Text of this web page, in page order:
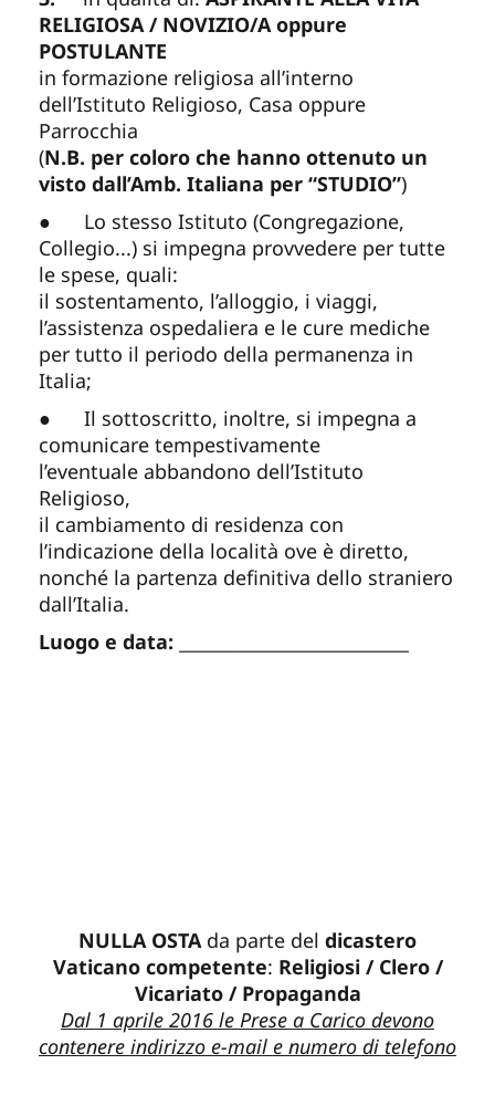
RELIGIOSA / NOVIZIO/A oppure
POSTULANTE
in formazione religiosa all’interno
dell’Istituto Religioso, Casa oppure
Parrocchia
(N.B. per coloro che hanno ottenuto un
visto dall’Amb. Italiana per “STUDIO”)
● Lo stesso Istituto (Congregazione,
Collegio...) si impegna provvedere per tutte
le spese, quali:
il sostentamento, l’alloggio, i viaggi,
l’assistenza ospedaliera e le cure mediche
per tutto il periodo della permanenza in
Italia;
● Il sottoscritto, inoltre, si impegna a
comunicare tempestivamente
l’eventuale abbandono dell’Istituto
Religioso,
il cambiamento di residenza con
l’indicazione della località ove è diretto,
nonché la partenza definitiva dello straniero
dall’Italia.
Luogo e data:
NULLA OSTAda parte del dicastero
Vaticano competente: Religiosi / Clero /
Vicariato / Propaganda
Dal 1 aprile 2016 le Prese a Carico devono
contenere indirizzo e-mail e numero di telefono